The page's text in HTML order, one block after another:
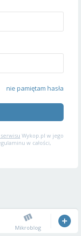
nie pamiętam hasła
Wykop.pl w jego
w całości,
Mikroblog